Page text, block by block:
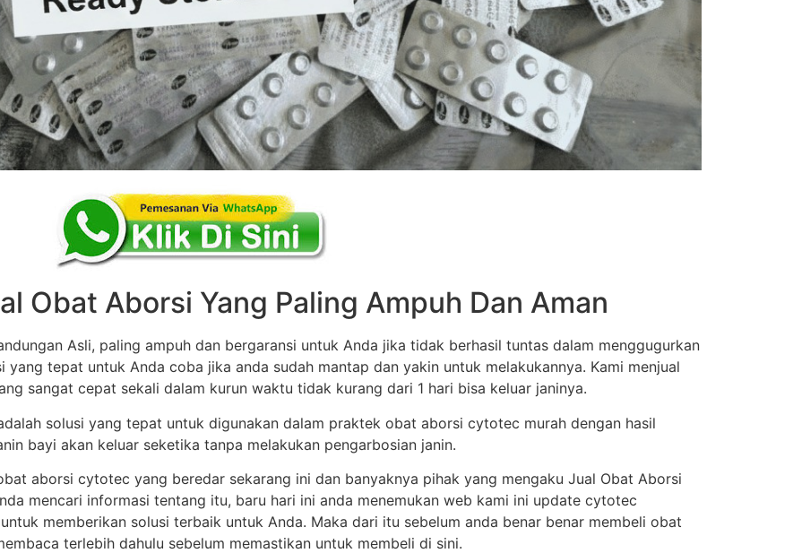
Obat Aborsi Yang Paling Ampuh Dan Aman
Asli, paling ampuh dan bergaransi untuk Anda jika tidak berhasil tuntas dalam menggugurkan
tepat untuk Anda coba jika anda sudah mantap dan yakin untuk melakukannya. Kami menjual
sangat cepat sekali dalam kurun waktu tidak kurang dari 1 hari bisa keluar janinya.
solusi yang tepat untuk digunakan dalam praktek obat aborsi cytotec murah dengan hasil
bayi akan keluar seketika tanpa melakukan pengarbosian janin.
aborsi cytotec yang beredar sekarang ini dan banyaknya pihak yang mengaku Jual Obat Aborsi
mencari informasi tentang itu, baru hari ini anda menemukan web kami ini update cytotec
memberikan solusi terbaik untuk Anda. Maka dari itu sebelum anda benar benar membeli obat
terlebih dahulu sebelum memastikan untuk membeli di sini.